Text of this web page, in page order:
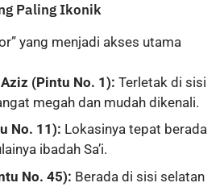
Paling Ikonik
yang menjadi akses utama
(Pintu No. 1): Terletak di sisi
megah dan mudah dikenali.
No. 11): Lokasinya tepat berada
ibadah Sa’i.
No. 45): Berada di sisi selatan